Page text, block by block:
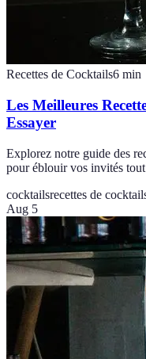
Recettes de Cocktails6 min
Les Meilleures
Essayer
Explorez notre guide des
pour éblouir vos invités
cocktailsrecettes de
Aug 5